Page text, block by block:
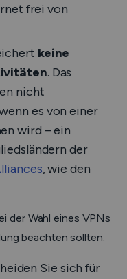
frei von
keine
. Das
nicht
es von einer
wird – ein
der
, wie den
der Wahl eines VPNs
beachten sollten.
Sie sich für